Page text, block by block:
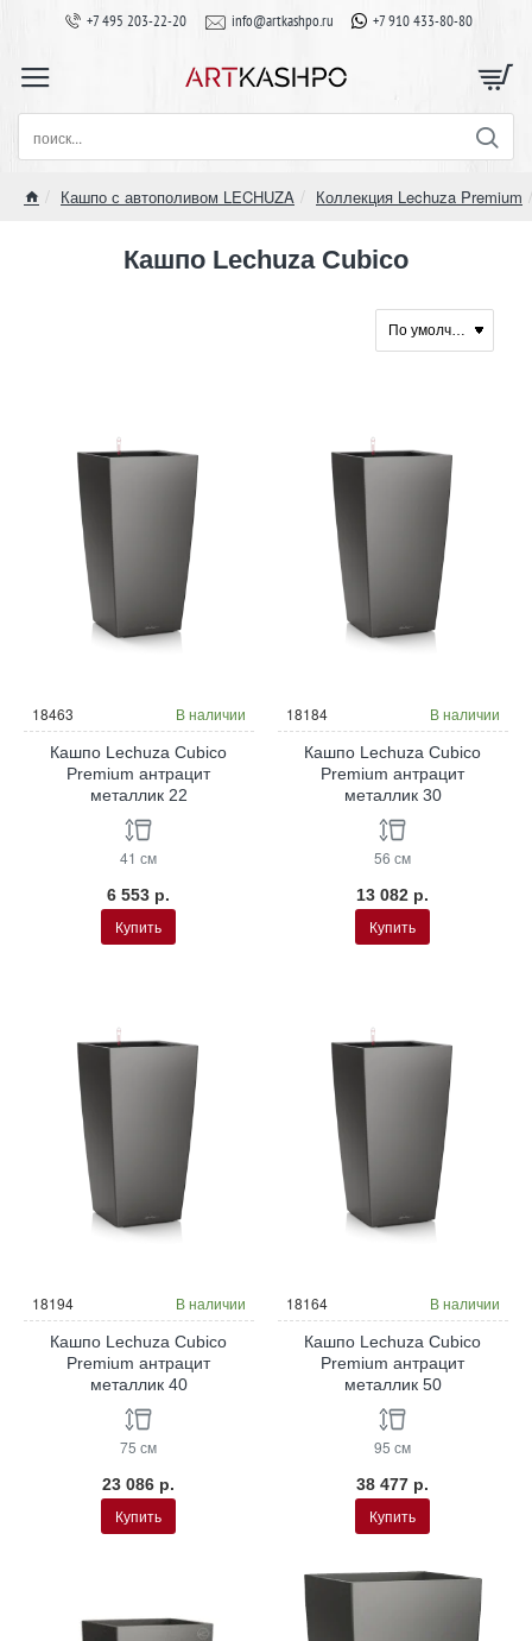
+7 495 203-22-20 info@artkashpo.ru +7 910 433-80-80
поиск...
Кашпо с автополивом LECHUZA Коллекция Lechuza Premium
Кашпо Lechuza Cubico
18463 В наличии
Кашпо Lechuza Cubico
Premium антрацит
металлик 22
41 см
6 553 р.
Купить
18184 В наличии
Кашпо Lechuza Cubico
Premium антрацит
металлик 30
56 см
13 082 р.
Купить
18194 В наличии
Кашпо Lechuza Cubico
Premium антрацит
металлик 40
75 см
23 086 р.
Купить
18164 В наличии
Кашпо Lechuza Cubico
Premium антрацит
металлик 50
95 см
38 477 р.
Купить